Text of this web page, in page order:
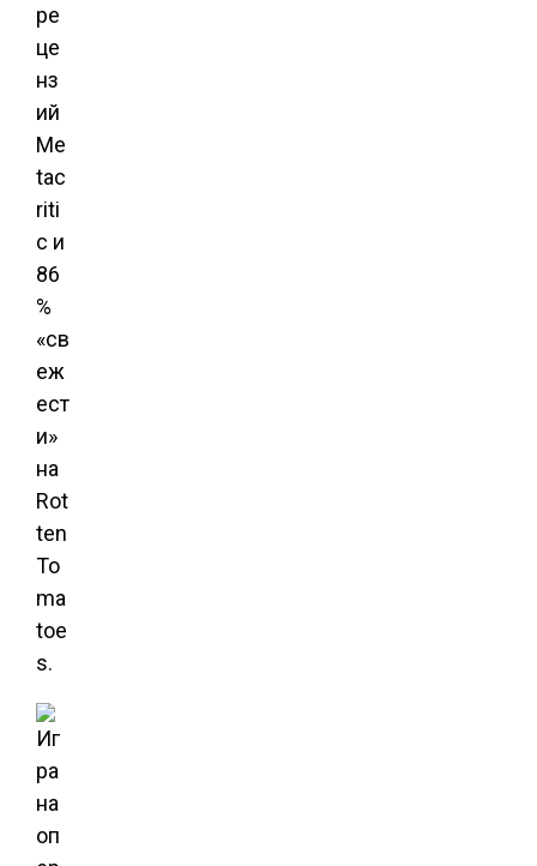
ре
це
нз
ий
Me
tac
riti
c и
86
%
«св
еж
ест
и»
на
Rot
ten
To
ma
toe
s.